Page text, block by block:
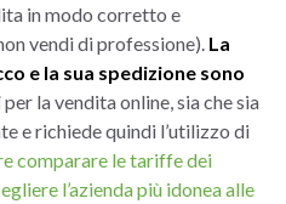
in modo corretto e
vendi di professione). La
e la sua spedizione sono
per la vendita online, sia che sia
e richiede quindi l’utilizzo di
comparare le tariffe dei
l’azienda più idonea alle